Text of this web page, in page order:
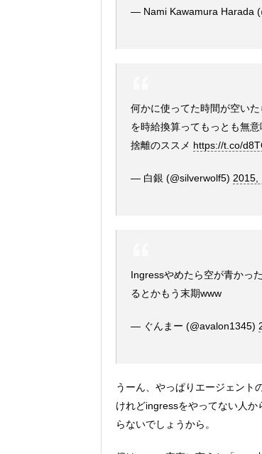
— Nami Kawamura Harada
何かに使ってた時間が空い
を時給換算ってもっとも無
捨離のススメ https://t.co/
— 白銀 (@silverwolf5) 2015,
Ingressやめたら空が青かっ
るとかもう末期www
— ぐんまー (@avalon1345)
うーん、やっぱりエージェント
けれどingressをやってない人
らないでしょうから。